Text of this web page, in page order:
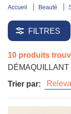
accueil beauté
FILTRES
10 produits
Trier par: